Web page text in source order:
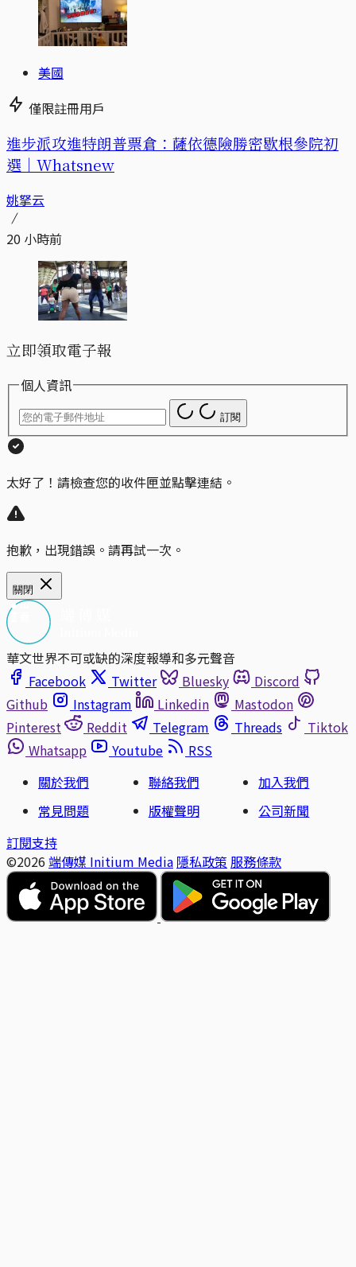
美國
僅限註冊用戶
進步派攻進特朗普票倉：薩依德險勝密歇根參院初
選｜Whatsnew
姚拏云
20 小時前
立即領取電子報
個人資訊
訂閱
太好了！請檢查您的收件匣並點擊連結。
抱歉，出現錯誤。請再試一次。
關閉
華文世界不可或缺的深度報導和多元聲音
Facebook
Twitter Bluesky
Discord
Github
Instagram Linkedin
Mastodon
Pinterest
Reddit Telegram Threads
Tiktok
Whatsapp
Youtube
RSS
關於我們
聯絡我們
加入我們
常見問題
版權聲明
公司新聞
訂閱支持
©2026 端傳媒 Initium Media 隱私政策 服務條款